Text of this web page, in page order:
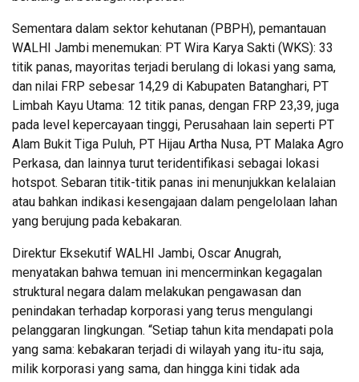
Sementara dalam sektor kehutanan (PBPH), pemantauan
WALHI Jambi menemukan: PT Wira Karya Sakti (WKS): 33
titik panas, mayoritas terjadi berulang di lokasi yang sama,
dan nilai FRP sebesar 14,29 di Kabupaten Batanghari, PT
Limbah Kayu Utama: 12 titik panas, dengan FRP 23,39, juga
pada level kepercayaan tinggi, Perusahaan lain seperti PT
Alam Bukit Tiga Puluh, PT Hijau Artha Nusa, PT Malaka Agro
Perkasa, dan lainnya turut teridentifikasi sebagai lokasi
hotspot. Sebaran titik-titik panas ini menunjukkan kelalaian
atau bahkan indikasi kesengajaan dalam pengelolaan lahan
yang berujung pada kebakaran.
Direktur Eksekutif WALHI Jambi, Oscar Anugrah,
menyatakan bahwa temuan ini mencerminkan kegagalan
struktural negara dalam melakukan pengawasan dan
penindakan terhadap korporasi yang terus mengulangi
pelanggaran lingkungan. “Setiap tahun kita mendapati pola
yang sama: kebakaran terjadi di wilayah yang itu-itu saja,
milik korporasi yang sama, dan hingga kini tidak ada